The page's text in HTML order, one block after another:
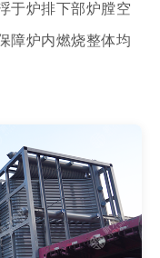
于炉排下部炉膛空
障炉内燃烧整体均